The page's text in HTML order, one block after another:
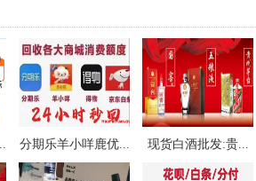
分期乐羊小咩鹿优... 现货白酒批发:贵...